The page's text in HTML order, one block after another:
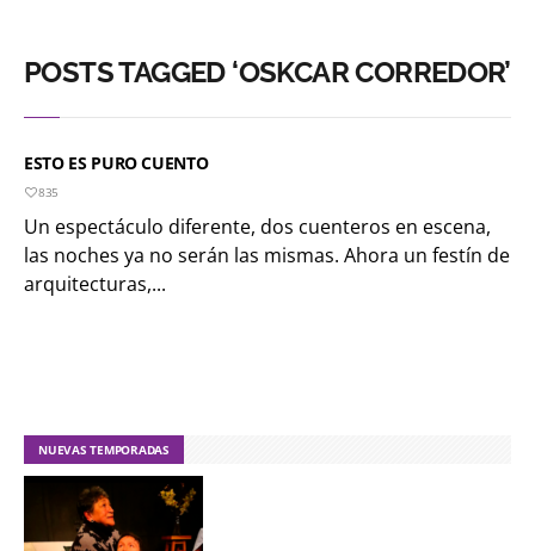
POSTS TAGGED ‘OSKCAR CORREDOR’
ESTO ES PURO CUENTO
835
Un espectáculo diferente, dos cuenteros en escena,
las noches ya no serán las mismas. Ahora un festín de
arquitecturas,...
NUEVAS TEMPORADAS